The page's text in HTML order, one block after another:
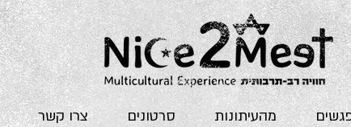
מהעיתונות סרטונים צרו קשר